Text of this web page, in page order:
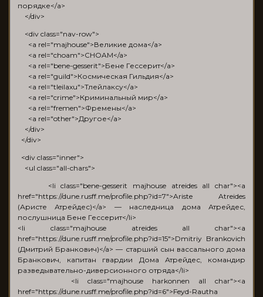
порядке</a>
</div>
<div class="nav-row">
<a rel="majhouse">Великие дома</a>
<a rel="choam">CHOAM</a>
<a rel="bene-gesserit">Бене Гессерит</a>
<a rel="guild">Космическая Гильдия</a>
<a rel="tleilaxu">Тлейлаксу</a>
<a rel="crime">Криминальный мир</a>
<a rel="fremen">Фремены</a>
<a rel="other">Другое</a>
</div>
</div>
<div class="inner">
<ul class="all-chars">
<li class="bene-gesserit majhouse atreides all char"><a
href="https://dune.rusff.me/profile.php?id=7">Ariste Atreides
(Аристе Атрейдес)</a> — наследница дома Атрейдес,
послушница Бене Гессерит</li>
<li class="majhouse atreides all char"><a
href="https://dune.rusff.me/profile.php?id=15">Dmitriy Brankovich
(Дмитрий Бранкович)</a> — старший сын вассального дома
Бранкович, капитан гвардии Дома Атрейдес, командир
разведывательно-диверсионного отряда</li>
<li class="majhouse harkonnen all char"><a
href="https://dune.rusff.me/profile.php?id=6">Feyd-Rautha